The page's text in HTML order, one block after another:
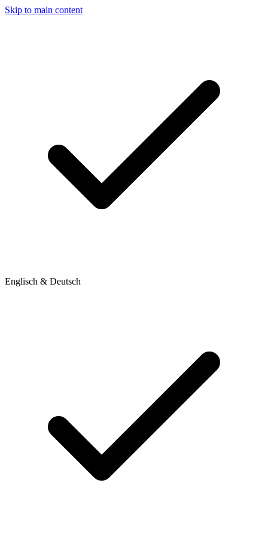
Skip to main content
Englisch & Deutsch